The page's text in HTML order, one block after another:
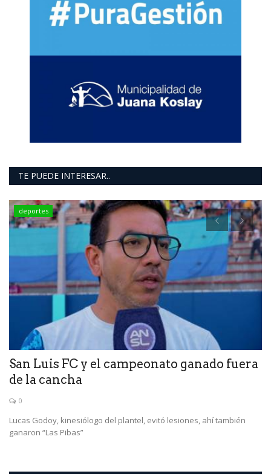
TE PUEDE INTERESAR..
deportes
San Luis FC y el campeonato ganado fuera
de la cancha
0
Lucas Godoy, kinesiólogo del plantel, evitó lesiones, ahí también
ganaron “Las Pibas”